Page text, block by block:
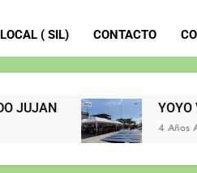
( SIL) CONTACTO
YOYO VIVE EN
4 Años Atrás